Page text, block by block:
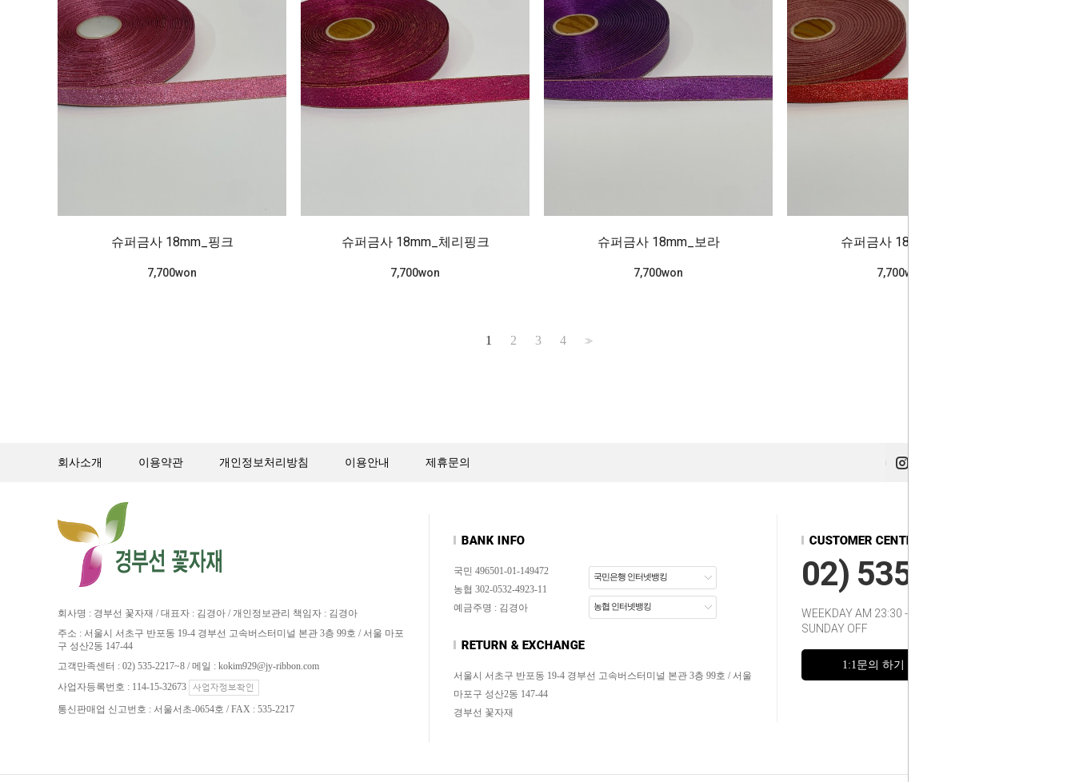
슈퍼금사 18mm_핑크
7,700won
슈퍼금사 18mm_체리핑크
7,700won
슈퍼금사 18mm_보라
7,700won
슈퍼금사 18mm_빨강
7,700won
1 2 3 4 >>
회사소개 이용약관 개인정보처리방침 이용안내 제휴문의
회사명 : 경부선 꽃자재 / 대표자 : 김경아 / 개인정보관리 책임자 : 김경아
주소 : 서울시 서초구 반포동 19-4 경부선 고속버스터미널 본관 3층 99호 / 서울 마포
구 성산2동 147-44
고객만족센터 : 02) 535-2217~8 / 메일 : kokim929@jy-ribbon.com
사업자등록번호 : 114-15-32673
통신판매업 신고번호 : 서울서초-0654호 / FAX : 535-2217
국민 496501-01-149472
농협 302-0532-4923-11
예금주명 : 김경아
국민은행 인터넷뱅킹
농협 인터넷뱅킹
서울시 서초구 반포동 19-4 경부선 고속버스터미널 본관 3층 99호 / 서울
마포구 성산2동 147-44
경부선 꽃자재
02) 535-2217~8
WEEKDAY AM 23:30 - 12:00
SUNDAY OFF
1:1문의 하기